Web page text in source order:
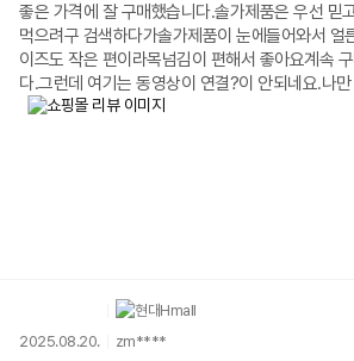
좋은 가격에 잘 구매했습니다.솔가제품은 우선 믿
먹으려구 검색하다가솔가제품이 눈에들어와서 얼
이즈도 작은 편이라목넘김이 편해서 좋아요계속
다.그런데 여기는 동영상이 연결?이 안되네요.나
2025.08.20. zm****